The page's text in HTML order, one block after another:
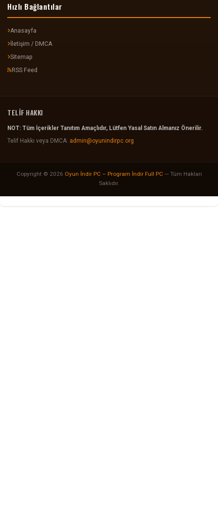
Hızlı Bağlantılar
Anasayfa
İletişim / DMCA
Sitemap
RSS Feed
TELİF HAKKI
NOT: Tüm İçerikler Tanıtım Amaçlıdır, Lütfen Yasal Satın Almanız Önerilir.
Telif Hakkı veya DMCA: admin@oyunindirpc.org
Copyright © 2026 Oyun İndir PC – Program İndir Full PC — Tüm Hakları
Saklıdır.